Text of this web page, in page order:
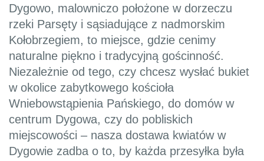
Dygowo, malowniczo położone w dorzeczu
rzeki Parsęty i sąsiadujące z nadmorskim
Kołobrzegiem, to miejsce, gdzie cenimy
naturalne piękno i tradycyjną gościnność.
Niezależnie od tego, czy chcesz wysłać bukiet
w okolice zabytkowego kościoła
Wniebowstąpienia Pańskiego, do domów w
centrum Dygowa, czy do pobliskich
miejscowości – nasza dostawa kwiatów w
Dygowie zadba o to, by każda przesyłka była